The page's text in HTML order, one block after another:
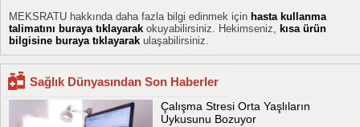
MEKSRATU hakkında daha fazla bilgi edinmek için hasta kullanma
talimatını buraya tıklayarak okuyabilirsiniz. Hekimseniz, kısa ürün
bilgisine buraya tıklayarak ulaşabilirsiniz.
Sağlık Dünyasından Son Haberler
Çalışma Stresi Orta Yaşlıların
Uykusunu Bozuyor